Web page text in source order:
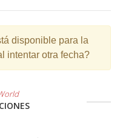
disponible para la
intentar otra fecha?